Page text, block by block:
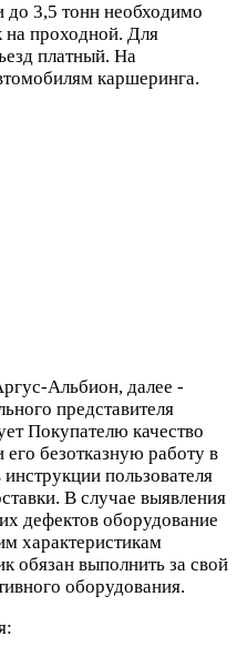
3,5 тонн необходимо
на проходной. Для
платный. На
каршеринга.
Альбион, далее -
представителя
Покупателю качество
безотказную работу в
пользователя
В случае выявления
дефектов оборудование
характеристикам
обязан выполнить за свой
оборудования.